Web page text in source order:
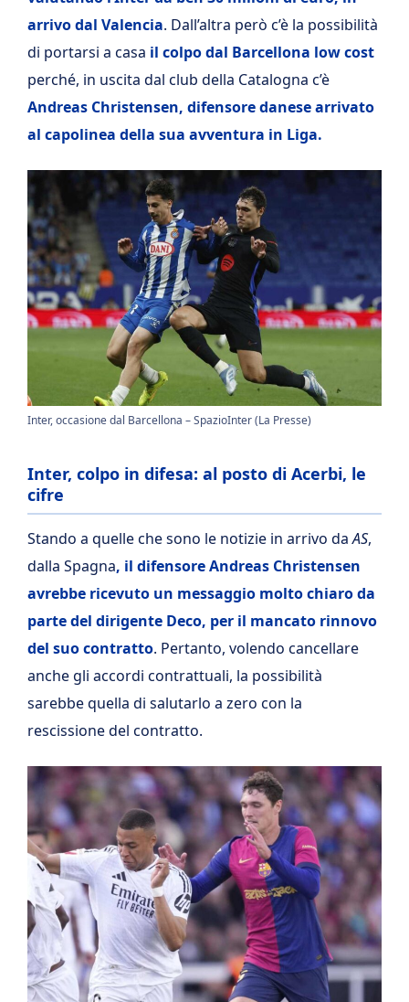
arrivo dal Valencia. Dall’altra però c’è la possibilità
di portarsi a casa il colpo dal Barcellona low cost
perché, in uscita dal club della Catalogna c’è
Andreas Christensen, difensore danese arrivato
al capolinea della sua avventura in Liga.
Inter, occasione dal Barcellona – SpazioInter (La Presse)
Inter, colpo in difesa: al posto di Acerbi, le
cifre
Stando a quelle che sono le notizie in arrivo daAS,
dalla Spagna, il difensore Andreas Christensen
avrebbe ricevuto un messaggio molto chiaro da
parte del dirigente Deco, per il mancato rinnovo
del suo contratto. Pertanto, volendo cancellare
anche gli accordi contrattuali, la possibilità
sarebbe quella di salutarlo a zero con la
rescissione del contratto.